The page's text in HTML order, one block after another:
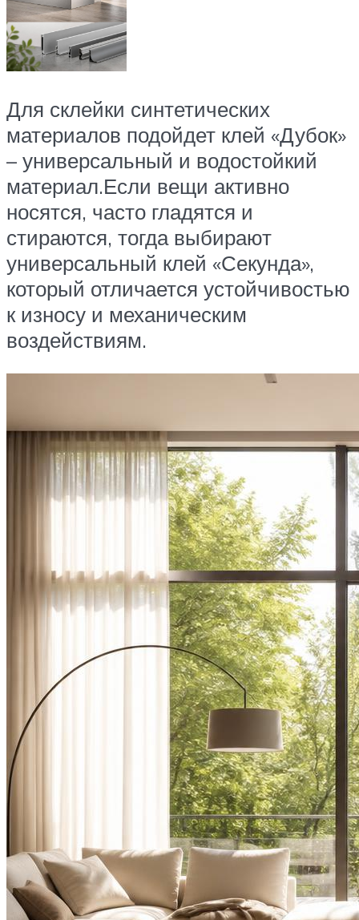
Для склейки синтетических
материалов подойдет клей «Дубок»
– универсальный и водостойкий
материал.Если вещи активно
носятся, часто гладятся и
стираются, тогда выбирают
универсальный клей «Секунда»,
который отличается устойчивостью
к износу и механическим
воздействиям.